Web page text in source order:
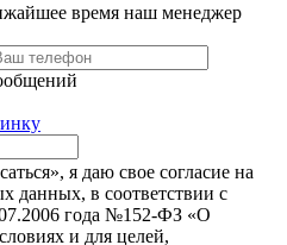
время наш менеджер
я даю свое согласие на
данных, в соответствии с
года №152-ФЗ «О
и для целей,